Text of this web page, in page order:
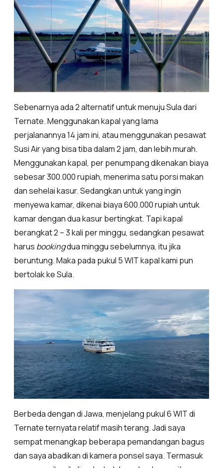
Sebenarnya ada 2 alternatif untuk menuju Sula dari
Ternate. Menggunakan kapal yang lama
perjalanannya 14 jam ini, atau menggunakan pesawat
Susi Air yang bisa tiba dalam 2 jam, dan lebih murah.
Menggunakan kapal, per penumpang dikenakan biaya
sebesar 300.000 rupiah, menerima satu porsi makan
dan sehelai kasur. Sedangkan untuk yang ingin
menyewa kamar, dikenai biaya 600.000 rupiah untuk
kamar dengan dua kasur bertingkat. Tapi kapal
berangkat 2 – 3 kali per minggu, sedangkan pesawat
harus bookingdua minggu sebelumnya, itu jika
beruntung. Maka pada pukul 5 WIT kapal kami pun
bertolak ke Sula.
Berbeda dengan di Jawa, menjelang pukul 6 WIT di
Ternate ternyata relatif masih terang. Jadi saya
sempat menangkap beberapa pemandangan bagus
dan saya abadikan di kamera ponsel saya. Termasuk